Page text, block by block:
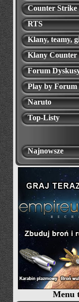
Counter Strike
RTS
Klany, teamy,
Klany Counter
Forum
Play by Forum
Naruto
Top-Listy
Najnowsze
Menu